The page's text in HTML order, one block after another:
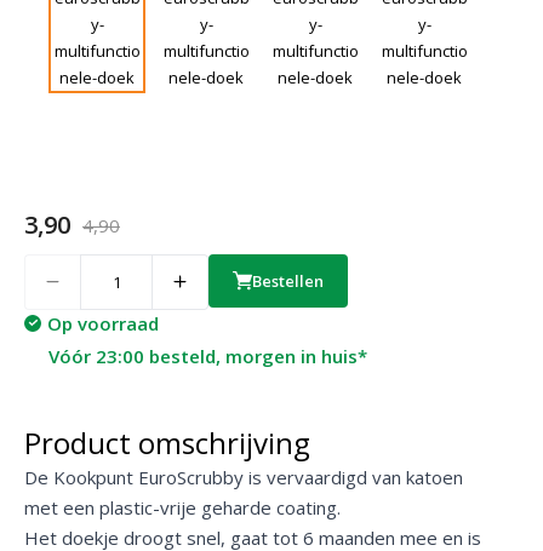
3,90 4,90
Bestellen
Op voorraad
Vóór 23:00 besteld, morgen in huis*
Product omschrijving
De Kookpunt EuroScrubby is vervaardigd van katoen
met een plastic-vrije geharde coating.
Het doekje droogt snel, gaat tot 6 maanden mee en is